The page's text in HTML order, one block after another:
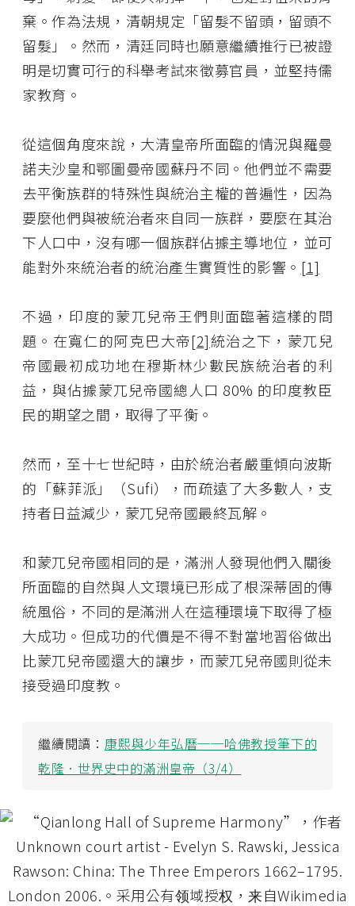
棄。作為法規，清朝規定「留髮不留頭，留頭不
留髮」。然而，清廷同時也願意繼續推行已被證
明是切實可行的科舉考試來徵募官員，並堅持儒
家教育。
從這個角度來說，大清皇帝所面臨的情況與羅曼
諾夫沙皇和鄂圖曼帝國蘇丹不同。他們並不需要
去平衡族群的特殊性與統治主權的普遍性，因為
要麼他們與被統治者來自同一族群，要麼在其治
下人口中，沒有哪一個族群佔據主導地位，並可
能對外來統治者的統治產生實質性的影響。 [1]
不過，印度的蒙兀兒帝王們則面臨著這樣的問
題。在寬仁的阿克巴大帝[2]統治之下，蒙兀兒
帝國最初成功地在穆斯林少數民族統治者的利
益，與佔據蒙兀兒帝國總人口 80% 的印度教臣
民的期望之間，取得了平衡。
然而，至十七世紀時，由於統治者嚴重傾向波斯
的「蘇菲派」（Sufi），而疏遠了大多數人，支
持者日益減少，蒙兀兒帝國最終瓦解。
和蒙兀兒帝國相同的是，滿洲人發現他們入關後
所面臨的自然與人文環境已形成了根深蒂固的傳
統風俗，不同的是滿洲人在這種環境下取得了極
大成功。但成功的代價是不得不對當地習俗做出
比蒙兀兒帝國還大的讓步，而蒙兀兒帝國則從未
接受過印度教。
繼續閱讀： 康熙與少年弘曆──哈佛教授筆下的
乾隆．世界史中的滿洲皇帝（3/4）